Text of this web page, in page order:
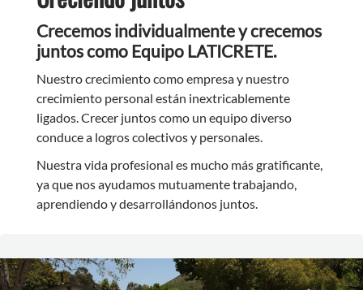
Crecemos individualmente y crecemos
juntos como Equipo LATICRETE.
Nuestro crecimiento como empresa y nuestro
crecimiento personal están inextricablemente
ligados. Crecer juntos como un equipo diverso
conduce a logros colectivos y personales.
Nuestra vida profesional es mucho más gratificante,
ya que nos ayudamos mutuamente trabajando,
aprendiendo y desarrollándonos juntos.